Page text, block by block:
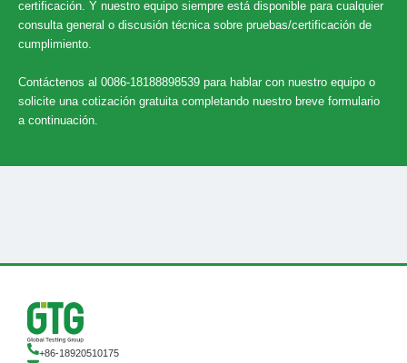
certificación. Y nuestro equipo siempre está disponible para cualquier
consulta general o discusión técnica sobre pruebas/certificación de
cumplimiento.
Contáctenos al 0086-18188898539 para hablar con nuestro equipo o
solicite una cotización gratuita completando nuestro breve formulario
a continuación.
+86-18920510175